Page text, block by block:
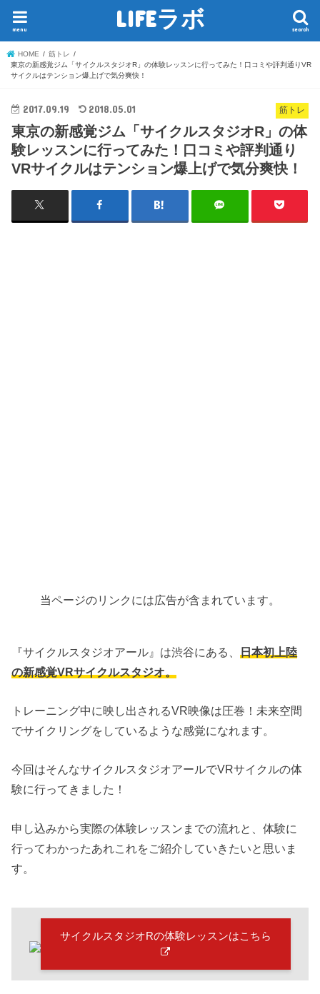
LIFEラボ search
menu
HOME
筋トレ
東京の新感覚ジム「サイクルスタジオR」の体験レッスンに行ってみた！口コミや評判通りVR
サイクルはテンション爆上げで気分爽快！
筋トレ
2017.09.19 2018.05.01
東京の新感覚ジム「サイクルスタジオR」の体
験レッスンに行ってみた！口コミや評判通り
VRサイクルはテンション爆上げで気分爽快！
当ページのリンクには広告が含まれています。
『サイクルスタジオアール』は渋谷にある、
日本初上陸
の新感覚VRサイクルスタジオ。
トレーニング中に映し出されるVR映像は圧巻！未来空間
でサイクリングをしているような感覚になれます。
今回はそんなサイクルスタジオアールでVRサイクルの体
験に行ってきました！
申し込みから実際の体験レッスンまでの流れと、体験に
行ってわかったあれこれをご紹介していきたいと思いま
す。
サイクルスタジオRの体験レッスンはこちら